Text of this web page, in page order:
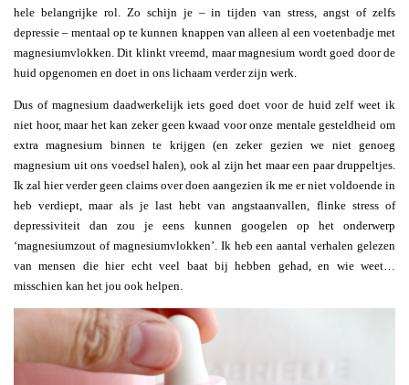
hele belangrijke rol. Zo schijn je – in tijden van stress, angst of zelfs
depressie – mentaal op te kunnen knappen van alleen al een voetenbadje met
magnesiumvlokken. Dit klinkt vreemd, maar magnesium wordt goed door de
huid opgenomen en doet in ons lichaam verder zijn werk.
Dus of magnesium daadwerkelijk iets goed doet voor de huid zelf weet ik
niet hoor, maar het kan zeker geen kwaad voor onze mentale gesteldheid om
extra magnesium binnen te krijgen (en zeker gezien we niet genoeg
magnesium uit ons voedsel halen), ook al zijn het maar een paar druppeltjes.
Ik zal hier verder geen claims over doen aangezien ik me er niet voldoende in
heb verdiept, maar als je last hebt van angstaanvallen, flinke stress of
depressiviteit dan zou je eens kunnen googelen op het onderwerp
‘magnesiumzout of magnesiumvlokken’. Ik heb een aantal verhalen gelezen
van mensen die hier echt veel baat bij hebben gehad, en wie weet…
misschien kan het jou ook helpen.